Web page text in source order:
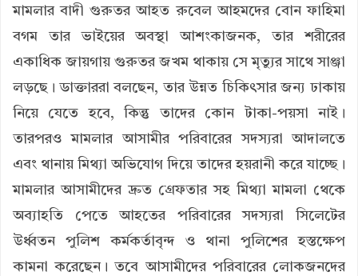
মামলার বাদী গুরুতর আহত রুবেল আহমদের বোন ফাহিমা
বগম তার ভাইয়ের অবস্থা আশংকাজনক, তার শরীরের
একাধিক জায়গায় গুরুতর জখম থাকায় সে মৃত্যুর সাথে সাঞ্জা
লড়ছে। ডাক্তাররা বলছেন, তার উন্নত চিকিৎসার জন্য ঢাকায়
নিয়ে যেতে হবে, কিন্তু তাদের কোন টাকা-পয়সা নাই।
তারপরও মামলার আসামীর পরিবারের সদস্যরা আদালতে
এবং থানায় মিথ্যা অভিযোগ দিয়ে তাদের হয়রানী করে যাচ্ছে।
মামলার আসামীদের দ্রুত গ্রেফতার সহ মিথ্যা মামলা থেকে
অব্যাহতি পেতে আহতের পরিবারের সদস্যরা সিলেটের
উর্ধ্বতন পুলিশ কর্মকর্তাবৃন্দ ও থানা পুলিশের হস্তক্ষেপ
কামনা করেছেন। তবে আসামীদের পরিবারের লোকজনদের